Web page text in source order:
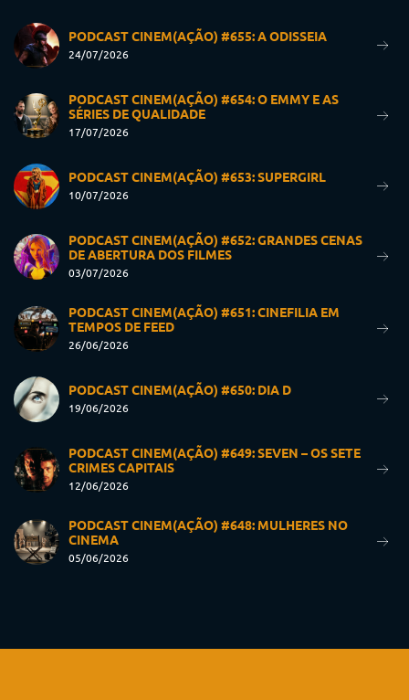
PODCAST CINEM(AÇÃO) #655: A ODISSEIA
24/07/2026
PODCAST CINEM(AÇÃO) #654: O EMMY E AS
SÉRIES DE QUALIDADE
17/07/2026
PODCAST CINEM(AÇÃO) #653: SUPERGIRL
10/07/2026
PODCAST CINEM(AÇÃO) #652: GRANDES CENAS
DE ABERTURA DOS FILMES
03/07/2026
PODCAST CINEM(AÇÃO) #651: CINEFILIA EM
TEMPOS DE FEED
26/06/2026
PODCAST CINEM(AÇÃO) #650: DIA D
19/06/2026
PODCAST CINEM(AÇÃO) #649: SEVEN – OS SETE
CRIMES CAPITAIS
12/06/2026
PODCAST CINEM(AÇÃO) #648: MULHERES NO
CINEMA
05/06/2026